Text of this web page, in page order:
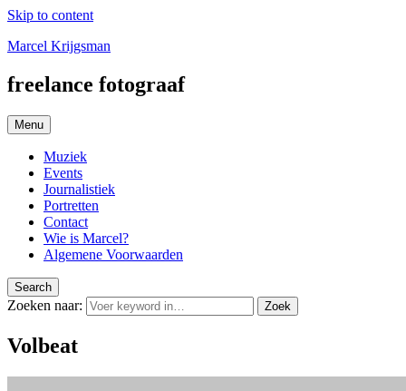
Skip to content
Marcel Krijgsman
freelance fotograaf
Menu
Muziek
Events
Journalistiek
Portretten
Contact
Wie is Marcel?
Algemene Voorwaarden
Search
Zoeken naar: Zoek
Volbeat